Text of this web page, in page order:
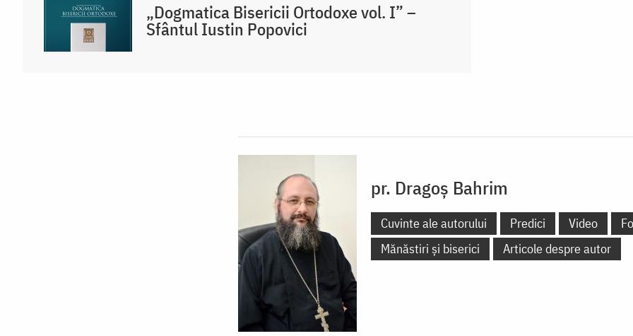
„Dogmatica Bisericii Ortodoxe vol. I” –
Sfântul Iustin Popovici
pr. Dragoș Bahrim
Cuvinte ale autorului Predici Video
Mănăstiri și biserici
Articole despre autor